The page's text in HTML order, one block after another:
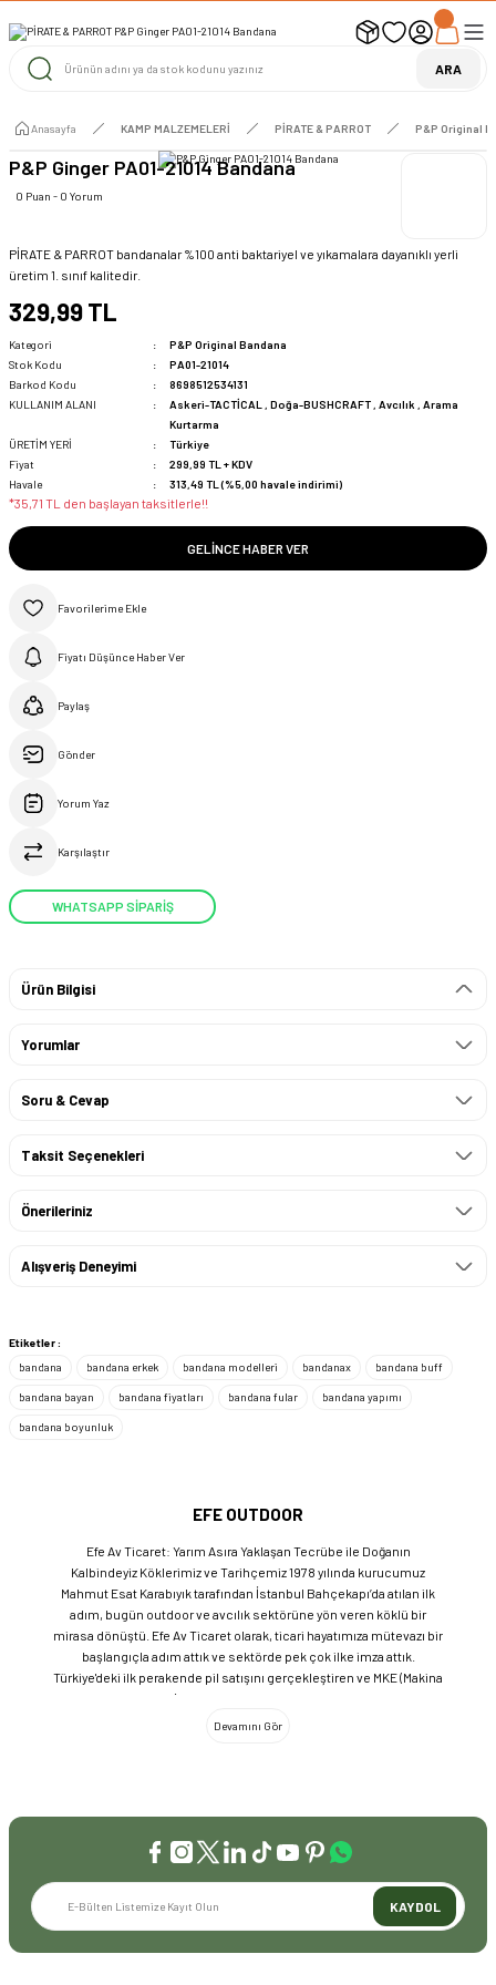
UYARI ! KARGOLAR 13 TEMMUZ 2026 YAPILACAK
1000 TL ve Üzeri Ücretsiz Kargo 1000 TL ve Üzeri Ücretsiz Kargo ARA
Anasayfa KAMP MALZEMELERİ PİRATE & PARROT P&P Original
P&P Ginger PA01-21014 Bandana
0 Puan - 0 Yorum
PİRATE & PARROT bandanalar %100 anti baktariyel ve yıkamalara dayanıklı yerli
üretim 1. sınıf kalitedir.
329,99 TL
Kategori
P&P Original Bandana
Stok Kodu
PA01-21014
Barkod Kodu
8698512534131
KULLANIM ALANI
Askeri-TACTİCAL , Doğa-BUSHCRAFT , Avcılık , Arama
Kurtarma
ÜRETİM YERİ
Türkiye
Fiyat
299,99 TL + KDV
Havale
313,49 TL (%5,00 havale indirimi)
*35,71 TL den başlayan taksitlerle!!
GELINCE HABER VER
Fiyatı Düşünce Haber Ver
Paylaş
Gönder
Yorum Yaz
Karşılaştır
WHATSAPP SİPARİŞ
Ürün Bilgisi
Yorumlar
Soru & Cevap
Taksit Seçenekleri
Önerileriniz
Alışveriş Deneyimi
Etiketler :
bandana
bandana erkek bandana modelleri bandanax bandana buff
bandana bayan bandana fiyatları bandana fular bandana yapımı
bandana boyunluk
EFE OUTDOOR
Efe Av Ticaret: Yarım Asıra Yaklaşan Tecrübe ile Doğanın
Kalbindeyiz Köklerimiz ve Tarihçemiz 1978 yılında kurucumuz
Mahmut Esat Karabıyık tarafından İstanbul Bahçekapı’da atılan ilk
adım, bugün outdoor ve avcılık sektörüne yön veren köklü bir
mirasa dönüştü. Efe Av Ticaret olarak, ticari hayatımıza mütevazı bir
başlangıçla adım attık ve sektörde pek çok ilke imza attık.
Türkiye'deki ilk perakende pil satışını gerçekleştiren ve MKE (Makina
ve Kimya Endüstrisi) üretimi ürünleri satan ilk bayilerden biri olma
gururunu taşıyoruz. 1981 yılında Eminönü’nde açtığımız ve mülkiyeti
kurarak tüm Türkiye'ye hizmet vermeye başladık. 2016: Kadıköy
mağazamızın ve şimdiki Genel Merkezimizin açılışını
gerçekleştirdik. Global Markalar ve Yerli Üretim Gücü Yaklaşık
20'nin üzerinde dünya markasını Türkiye'ye getirerek outdoor
tutkunlarıyla buluşturuyoruz. Sadece ithalatla sınırlı kalmayıp;
EFEARMS, BUSHCRAFTFEST ve EFEAV tescilli markalarımızla
KAYDOL